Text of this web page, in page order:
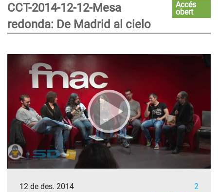
CCT-2014-12-12-Mesa
redonda: De Madrid al cielo
Accés
obert
12 de des. 2014
2